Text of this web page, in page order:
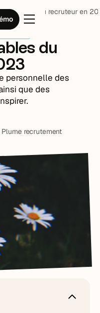
du recruteur en
du
personnelle des
que des
recrutement